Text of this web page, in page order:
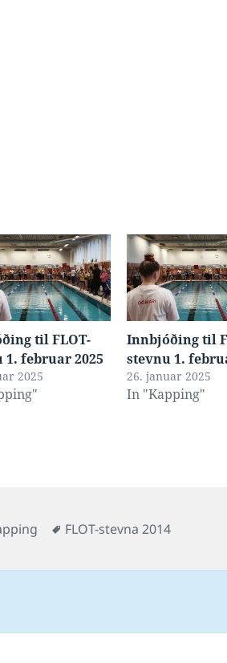
til FLOT-
1. februar 2025
2025
Innbjóðing til
stevnu 1.
26. januar 2025
In "Kapping"
Tags
FLOT-stevna 2014